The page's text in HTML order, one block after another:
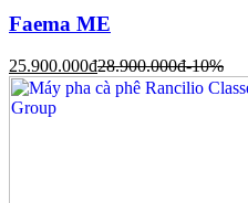
Faema ME
25.900.000đ28.900.000đ-10%